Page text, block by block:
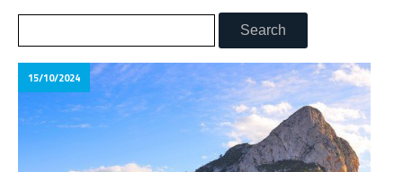
15/10/2024